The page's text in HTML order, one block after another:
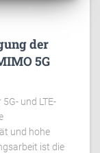
der
5G
und LTE-
und hohe
ist die